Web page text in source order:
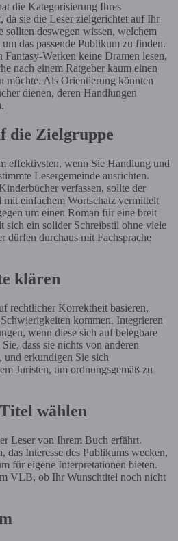
die Kategorisierung Ihres
da sie die Leser zielgerichtet auf Ihr
sollten deswegen wissen, welchem
das passende Publikum zu finden.
Werken keine Dramen lesen,
nach einem Ratgeber kaum einen
möchte. Als Orientierung könnten
dienen, deren Handlungen
die Zielgruppe
effektivsten, wenn Sie Handlung und
Lesergemeinde ausrichten.
verfassen, sollte der
einfachem Wortschatz vermittelt
um einen Roman für eine breit
sich ein solider Schreibstil ohne viele
dürfen durchaus mit Fachsprache
klären
rechtlicher Korrektheit basieren,
kommen. Integrieren
wenn diese sich auf belegbare
dass sie nichts von anderen
erkundigen Sie sich
Juristen, um ordnungsgemäß zu
wählen
Leser von Ihrem Buch erfährt.
das Interesse des Publikums wecken,
für eigene Interpretationen bieten.
VLB, ob Ihr Wunschtitel noch nicht